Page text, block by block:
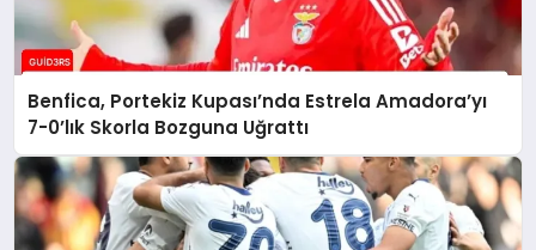
Benfica, Portekiz Kupası’nda Estrela Amadora’yı
7-0’lık Skorla Bozguna Uğrattı